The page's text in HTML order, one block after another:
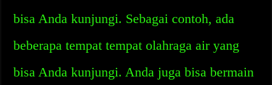
bisa Anda kunjungi. Sebagai contoh, ada
beberapa tempat tempat olahraga air yang
bisa Anda kunjungi. Anda juga bisa bermain